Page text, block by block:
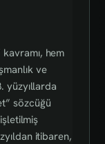
hem
ve
yüzyıllarda
sözcüğü
itibaren,